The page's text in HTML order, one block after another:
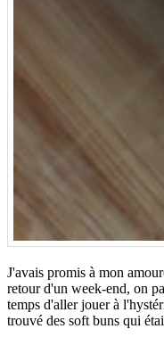
J'avais promis à mon
retour d'un week-end, on
temps d'aller jouer à
trouvé des soft buns qui